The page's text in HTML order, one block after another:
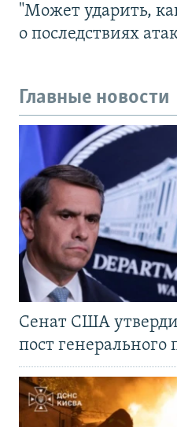
"Может ударить,
о последствиях
Главные новости
Сенат США
пост генерального